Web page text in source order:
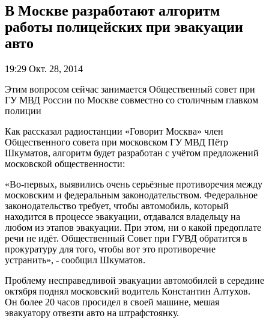
В Москве разработают алгоритм
работы полицейских при эвакуации
авто
19:29 Окт. 28, 2014
Этим вопросом сейчас занимается Общественный совет при
ГУ МВД России по Москве совместно со столичным главком
полиции
Как рассказал радиостанции «Говорит Москва» член
Общественного совета при московском ГУ МВД Пётр
Шкуматов, алгоритм будет разработан с учётом предложений
московской общественности:
«Во-первых, выявились очень серьёзные противоречия между
московским и федеральным законодательством. Федеральное
законодательство требует, чтобы автомобиль, который
находится в процессе эвакуации, отдавался владельцу на
любом из этапов эвакуации. При этом, ни о какой предоплате
речи не идёт. Общественный Совет при ГУВД обратится в
прокуратуру для того, чтобы вот это противоречие
устранить», - сообщил Шкуматов.
Проблему несправедливой эвакуации автомобилей в середине
октября поднял московский водитель Константин Алтухов.
Он более 20 часов просидел в своей машине, мешая
эвакуатору отвезти авто на штрафстоянку.